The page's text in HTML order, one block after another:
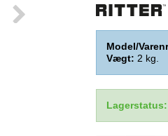
Model/
Vægt: 2 kg.
Lagerstatus: